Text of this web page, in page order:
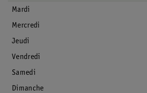
Mardi
Mercredi
Jeudi
Vendredi
Samedi
Dimanche